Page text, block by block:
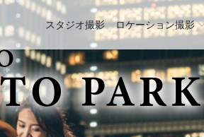
スタジオ撮影 ロケーション撮影